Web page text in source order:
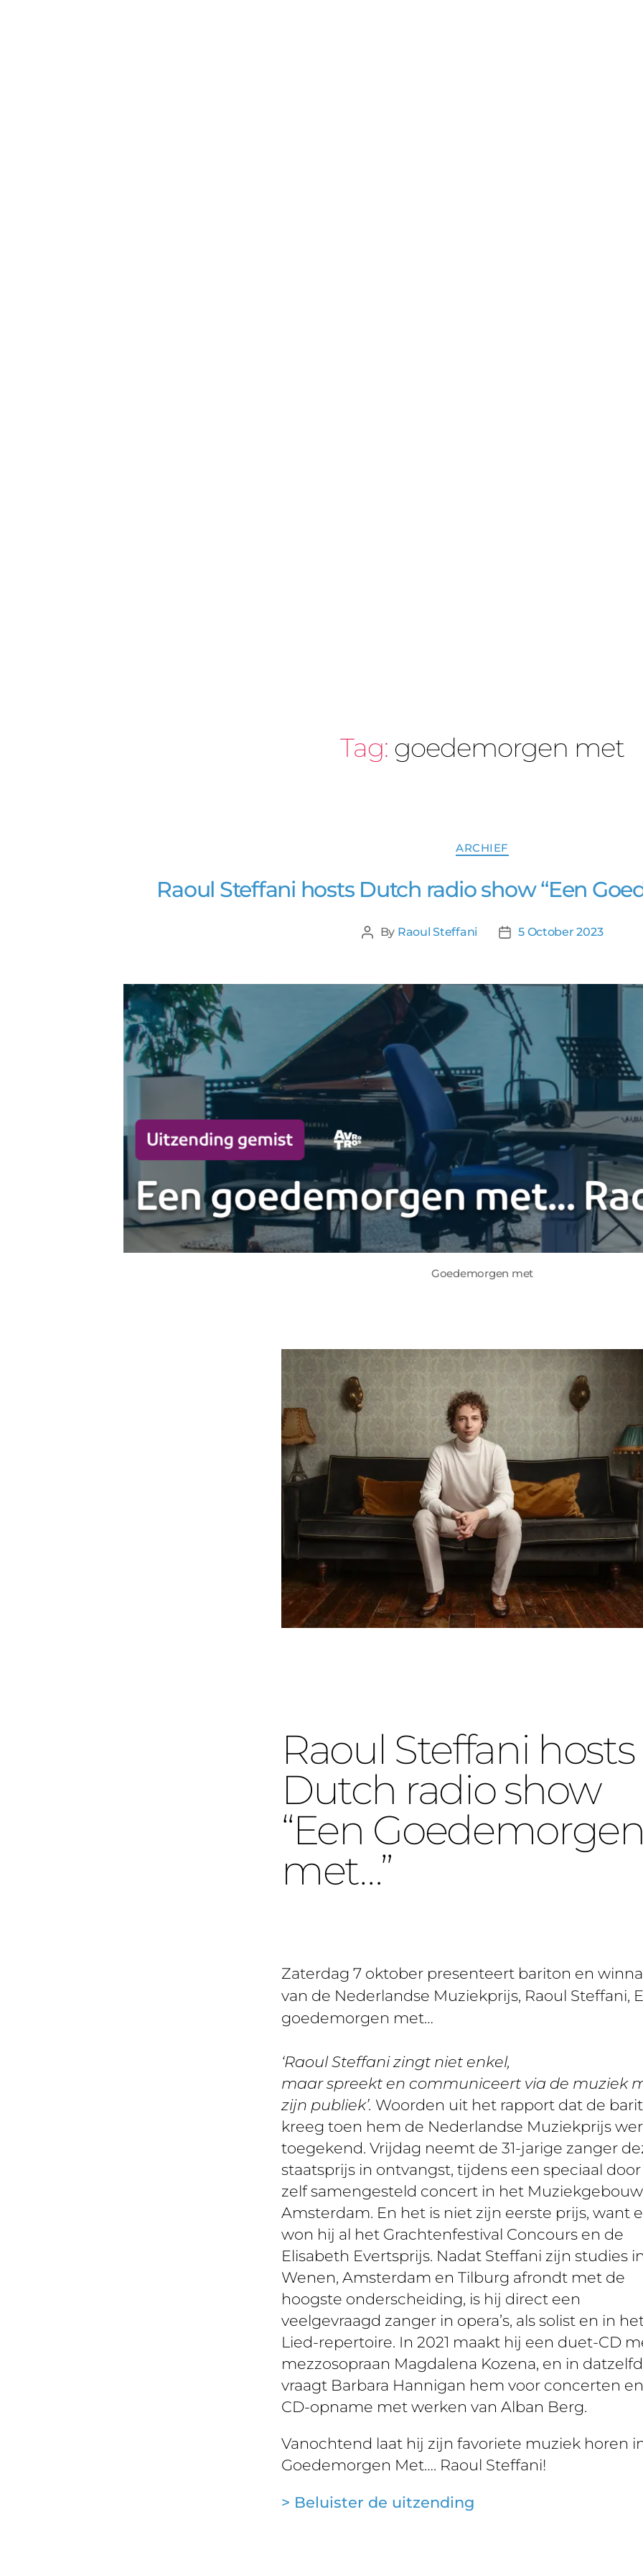
Tag: goedemorgen met
ARCHIEF
Raoul Steffani hosts Dutch radio show “Een
By Raoul Steffani 5 October 2023
Goedemorgen met
Raoul Steffani hosts
Dutch radio show
“Een
met…”
Zaterdag 7 oktober presenteert bariton en
van de Nederlandse Muziekprijs, Raoul Steffani,
goedemorgen met…
‘Raoul Steffani zingt niet enkel,
maar spreekt en communiceert via de muziek
zijn publiek’. Woorden uit het rapport dat de
kreeg toen hem de Nederlandse Muziekprijs
toegekend. Vrijdag neemt de 31-jarige zanger
staatsprijs in ontvangst, tijdens een speciaal
zelf samengesteld concert in het
Amsterdam. En het is niet zijn eerste prijs, want
won hij al het Grachtenfestival Concours en de
Elisabeth Evertsprijs. Nadat Steffani zijn studies
Wenen, Amsterdam en Tilburg afrondt met de
hoogste onderscheiding, is hij direct een
veelgevraagd zanger in opera’s, als solist en in
Lied-repertoire. In 2021 maakt hij een duet-CD
mezzosopraan Magdalena Kozena, en in
vraagt Barbara Hannigan hem voor concerten
CD-opname met werken van Alban Berg.
Vanochtend laat hij zijn favoriete muziek horen
Goedemorgen Met…. Raoul Steffani!
> Beluister de uitzending